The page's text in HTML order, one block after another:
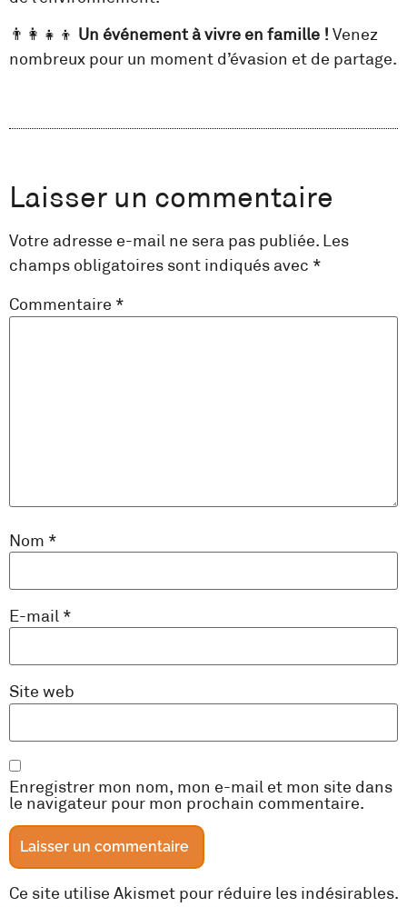
👨‍👩‍👧‍👦 Un événement à vivre en famille ! Venez
nombreux pour un moment d’évasion et de partage.
Laisser un commentaire
Votre adresse e-mail ne sera pas publiée. Les
champs obligatoires sont indiqués avec *
Commentaire *
Nom *
E-mail *
Site web
Enregistrer mon nom, mon e-mail et mon site dans
le navigateur pour mon prochain commentaire.
Ce site utilise Akismet pour réduire les indésirables.